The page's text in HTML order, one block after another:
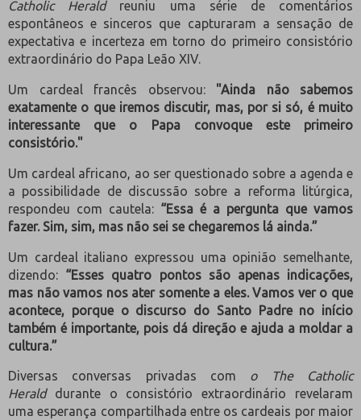
Catholic Heraldreuniu uma série de comentários
espontâneos e sinceros que capturaram a sensação de
expectativa e incerteza em torno do primeiro consistório
extraordinário do Papa Leão XIV.
Um cardeal francês observou: "Ainda não sabemos
exatamente o que iremos discutir, mas, por si só, é muito
interessante que o Papa convoque este primeiro
consistório."
Um cardeal africano, ao ser questionado sobre a agenda e
a possibilidade de discussão sobre a reforma litúrgica,
respondeu com cautela: “Essa é a pergunta que vamos
fazer. Sim, sim, mas não sei se chegaremos lá ainda.”
Um cardeal italiano expressou uma opinião semelhante,
dizendo: “Esses quatro pontos são apenas indicações,
mas não vamos nos ater somente a eles. Vamos ver o que
acontece, porque o discurso do Santo Padre no início
também é importante, pois dá direção e ajuda a moldar a
cultura.”
Diversas conversas privadas com o The Catholic
Heralddurante o consistório extraordinário revelaram
uma esperança compartilhada entre os cardeais por maior